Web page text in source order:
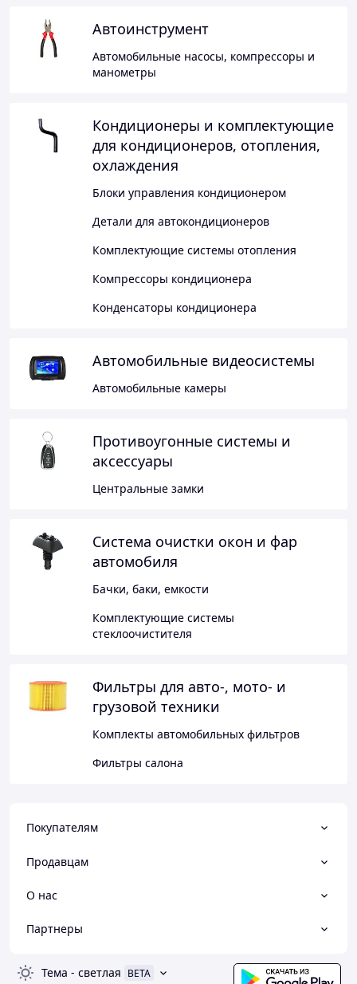
Автоинструмент
Автомобильные насосы, компрессоры и
манометры
Кондиционеры и комплектующие
для кондиционеров, отопления,
охлаждения
Блоки управления кондиционером
Детали для автокондиционеров
Комплектующие системы отопления
Компрессоры кондиционера
Конденсаторы кондиционера
Автомобильные видеосистемы
Автомобильные камеры
Противоугонные системы и
аксессуары
Центральные замки
Система очистки окон и фар
автомобиля
Бачки, баки, емкости
Комплектующие системы
стеклоочистителя
Фильтры для авто-, мото- и
грузовой техники
Комплекты автомобильных фильтров
Фильтры салона
Покупателям
Продавцам
О нас
Партнеры
Тема - светлая BETA